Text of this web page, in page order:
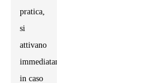
pratica,
si
attivano
immediatamente
in caso